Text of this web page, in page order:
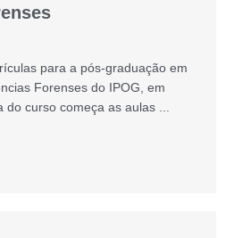
para a pós-graduação em
Forenses do IPOG, em
do curso começa as aulas ...